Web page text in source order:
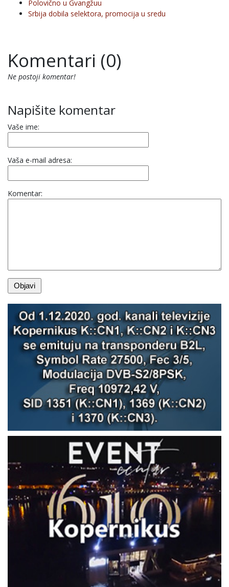
Polovično u Gvangžuu
Srbija dobila selektora, promocija u sredu
Komentari (0)
Ne postoji komentar!
Napišite komentar
Vaše ime:
Vaša e-mail adresa:
Komentar: